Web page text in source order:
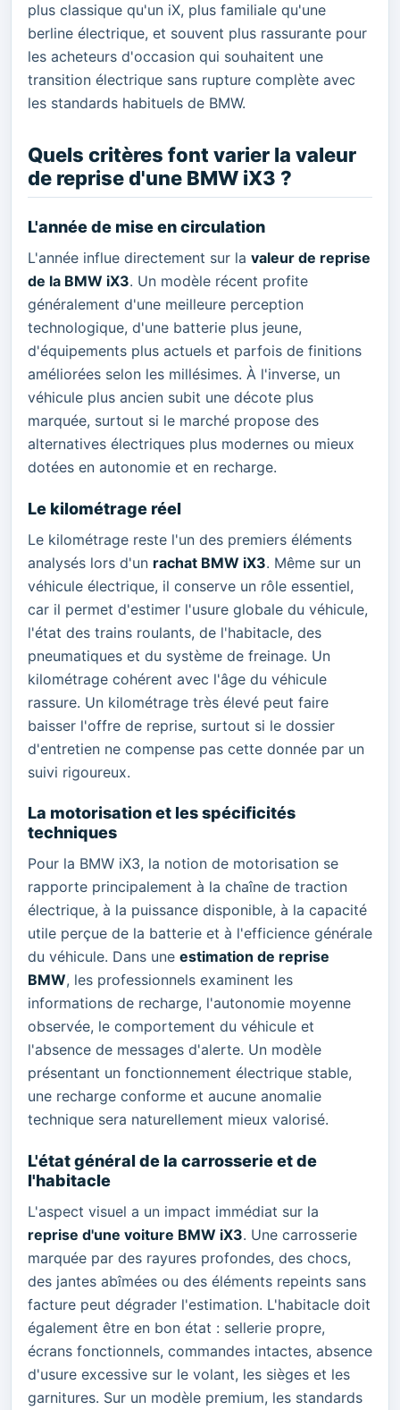
plus classique qu'un iX, plus familiale qu'une
berline électrique, et souvent plus rassurante pour
les acheteurs d'occasion qui souhaitent une
transition électrique sans rupture complète avec
les standards habituels de BMW.
Quels critères font varier la valeur
de reprise d'une BMW iX3 ?
L'année de mise en circulation
L'année influe directement sur la valeur de reprise
de la BMW iX3. Un modèle récent profite
généralement d'une meilleure perception
technologique, d'une batterie plus jeune,
d'équipements plus actuels et parfois de finitions
améliorées selon les millésimes. À l'inverse, un
véhicule plus ancien subit une décote plus
marquée, surtout si le marché propose des
alternatives électriques plus modernes ou mieux
dotées en autonomie et en recharge.
Le kilométrage réel
Le kilométrage reste l'un des premiers éléments
analysés lors d'un rachat BMW iX3. Même sur un
véhicule électrique, il conserve un rôle essentiel,
car il permet d'estimer l'usure globale du véhicule,
l'état des trains roulants, de l'habitacle, des
pneumatiques et du système de freinage. Un
kilométrage cohérent avec l'âge du véhicule
rassure. Un kilométrage très élevé peut faire
baisser l'offre de reprise, surtout si le dossier
d'entretien ne compense pas cette donnée par un
suivi rigoureux.
La motorisation et les spécificités
techniques
Pour la BMW iX3, la notion de motorisation se
rapporte principalement à la chaîne de traction
électrique, à la puissance disponible, à la capacité
utile perçue de la batterie et à l'efficience générale
du véhicule. Dans une estimation de reprise
BMW, les professionnels examinent les
informations de recharge, l'autonomie moyenne
observée, le comportement du véhicule et
l'absence de messages d'alerte. Un modèle
présentant un fonctionnement électrique stable,
une recharge conforme et aucune anomalie
technique sera naturellement mieux valorisé.
L'état général de la carrosserie et de
l'habitacle
L'aspect visuel a un impact immédiat sur la
reprise d'une voiture BMW iX3. Une carrosserie
marquée par des rayures profondes, des chocs,
des jantes abîmées ou des éléments repeints sans
facture peut dégrader l'estimation. L'habitacle doit
également être en bon état : sellerie propre,
écrans fonctionnels, commandes intactes, absence
d'usure excessive sur le volant, les sièges et les
garnitures. Sur un modèle premium, les standards